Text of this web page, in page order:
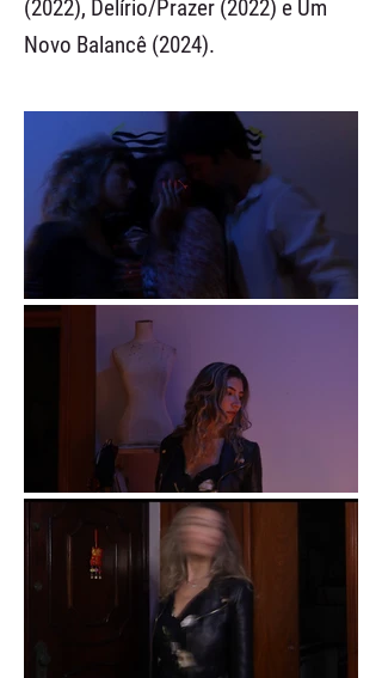
(2022), Delírio/Prazer (2022) e Um
Novo Balancê (2024).